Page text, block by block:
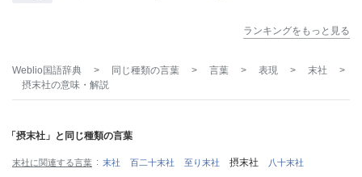
ランキングをもっと見る
Weblio国語辞典 > 同じ種類の言葉 > 言葉 > 表現 > 末社
>
摂末社の意味・解説
「摂末社」と同じ種類の言葉
末社に関連する言葉 末社 百二十末社 至り末社 摂末社 八十末社